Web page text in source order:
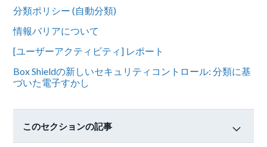
分類ポリシー (自動分類)
情報バリアについて
[ユーザーアクティビティ] レポート
Box Shieldの新しいセキュリティコントロール: 分類に基
づいた電子すかし
このセクションの記事